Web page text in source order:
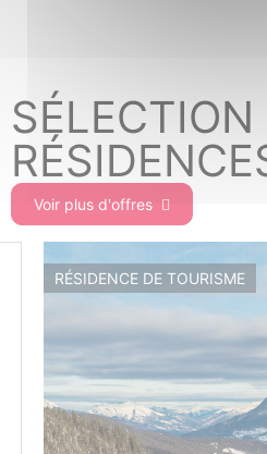
SÉLECTION
Voir plus d'offres
RÉSIDENCE DE TOURISME